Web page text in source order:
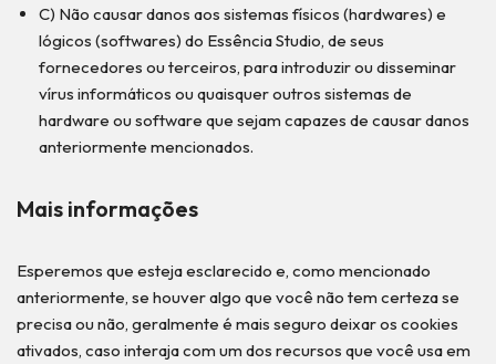
C) Não causar danos aos sistemas físicos (hardwares) e
lógicos (softwares) do Essência Studio, de seus
fornecedores ou terceiros, para introduzir ou disseminar
vírus informáticos ou quaisquer outros sistemas de
hardware ou software que sejam capazes de causar danos
anteriormente mencionados.
Mais informações
Esperemos que esteja esclarecido e, como mencionado
anteriormente, se houver algo que você não tem certeza se
precisa ou não, geralmente é mais seguro deixar os cookies
ativados, caso interaja com um dos recursos que você usa em